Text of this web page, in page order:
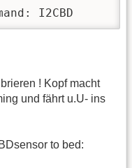
! Kopf macht
und fährt u.U- ins
to bed: